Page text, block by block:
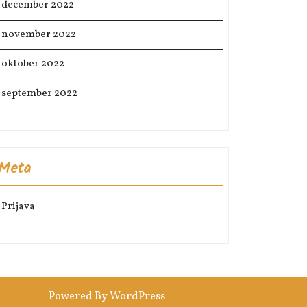
december 2022
november 2022
oktober 2022
september 2022
Prijava
Powered By WordPress